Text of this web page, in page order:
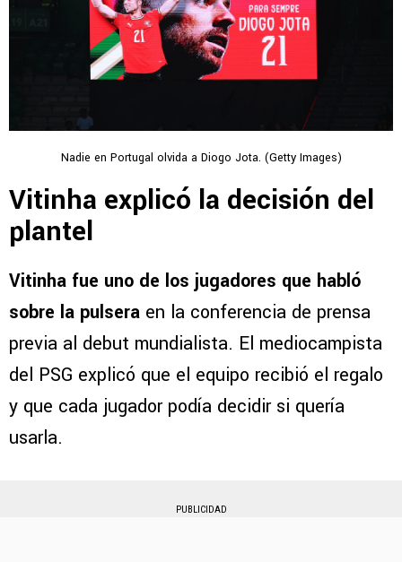
Nadie en Portugal olvida a Diogo Jota. (Getty Images)
Vitinha explicó la decisión del
plantel
Vitinha fue uno de los jugadores que habló
sobre la pulsera en la conferencia de prensa
previa al debut mundialista. El mediocampista
del PSG explicó que el equipo recibió el regalo
y que cada jugador podía decidir si quería
usarla.
PUBLICIDAD